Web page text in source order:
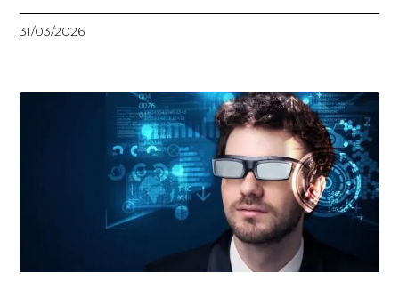
31/03/2026